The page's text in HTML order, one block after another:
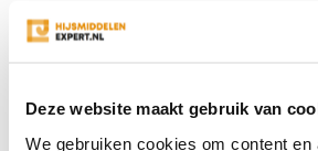
Deze website maakt gebruik van
We gebruiken cookies om content en
Vergelijk